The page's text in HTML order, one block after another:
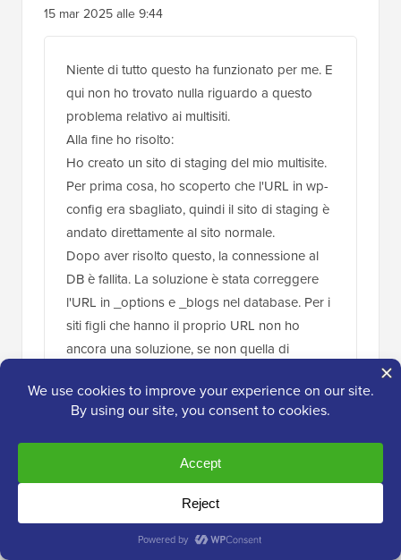
15 mar 2025 alle 9:44
Niente di tutto questo ha funzionato per me. E
qui non ho trovato nulla riguardo a questo
problema relativo ai multisiti.
Alla fine ho risolto:
Ho creato un sito di staging del mio multisite.
Per prima cosa, ho scoperto che l'URL in wp-
config era sbagliato, quindi il sito di staging è
andato direttamente al sito normale.
Dopo aver risolto questo, la connessione al
DB è fallita. La soluzione è stata correggere
l'URL in _options e _blogs nel database. Per i
siti figli che hanno il proprio URL non ho
ancora una soluzione, se non quella di
Probabilmente anche possibile con i rewrite.
Supporto WPBeginner AMMINISTRATORE